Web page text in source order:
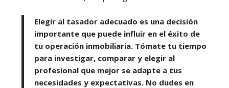
Elegir al tasador adecuado es una decisión
importante que puede influir en el éxito de
tu operación inmobiliaria. Tómate tu tiempo
para investigar, comparar y elegir al
profesional que mejor se adapte a tus
necesidades y expectativas. No dudes en